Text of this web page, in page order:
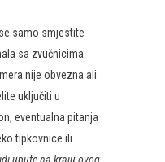
samo smjestite
sa zvučnicima
nije obvezna ali
uključiti u
eventualna pitanja
tipkovnice ili